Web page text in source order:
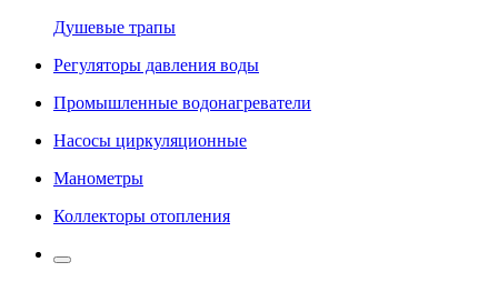
Душевые трапы
Регуляторы давления воды
Промышленные водонагреватели
Насосы циркуляционные
Манометры
Коллекторы отопления